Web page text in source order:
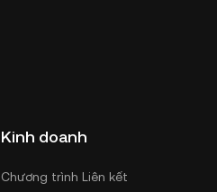
Kinh doanh
Chương trình Liên kết